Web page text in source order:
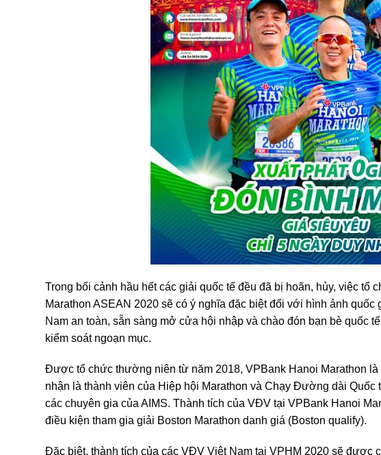
Trong bối cảnh hầu hết các giải quốc tế đều đã bị hoãn, hủy, việc tổ
Marathon ASEAN 2020 sẽ có ý nghĩa đặc biệt đối với hình ảnh
Nam an toàn, sẵn sàng mở cửa hội nhập và chào đón bạn bè quốc
kiểm soát ngoạn mục.
Được tổ chức thường niên từ năm 2018, VPBank Hanoi Marathon
nhận là thành viên của Hiệp hội Marathon và Chạy Đường dài
các chuyên gia của AIMS. Thành tích của VĐV tại VPBank Hanoi
điều kiện tham gia giải Boston Marathon danh giá (Boston qualify).
Đặc biệt, thành tích của các VĐV Việt Nam tại VPHM 2020 sẽ được